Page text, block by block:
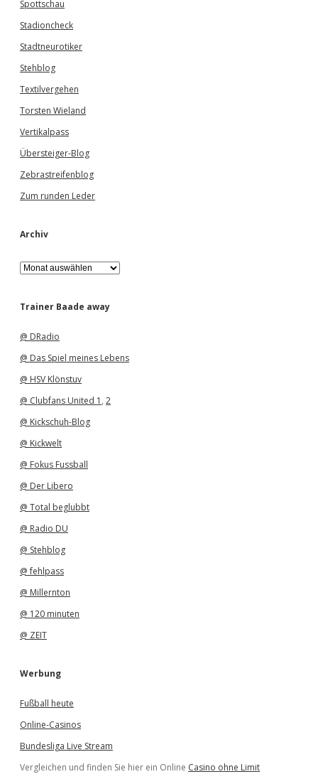
Spottschau
Stadioncheck
Stadtneurotiker
Stehblog
Textilvergehen
Torsten Wieland
Vertikalpass
Übersteiger-Blog
Zebrastreifenblog
Zum runden Leder
Archiv
A
r
h
Trainer Baade away
@ DRadio
@ Das Spiel meines Lebens
@ HSV Klönstuv
@ Clubfans United 1 , 2
@ Kickschuh-Blog
@ Kickwelt
@ Fokus Fussball
@ Der Libero
@ Total beglubbt
@ Radio DU
@ Stehblog
@ fehlpass
@ Millernton
@ 120 minuten
@ ZEIT
Werbung
Fußball heute
Online-Casinos
Bundesliga Live Stream
Vergleichen und finden Sie hier ein Online Casino ohne Limit